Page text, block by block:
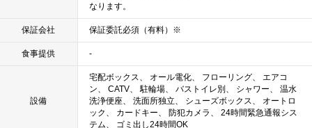
なります。
保証会社 保証委託必須（有料）※
食事提供 -
設備
宅配ボックス、 オール電化、 フローリング、 エアコ
ン、 CATV、 駐輪場、 バストイレ別、 シャワー、 温水
洗浄便座、 洗面所独立、 シューズボックス、 オートロ
ック、 カードキー、 防犯カメラ、 24時間緊急通報シス
テム、 ゴミ出し24時間OK